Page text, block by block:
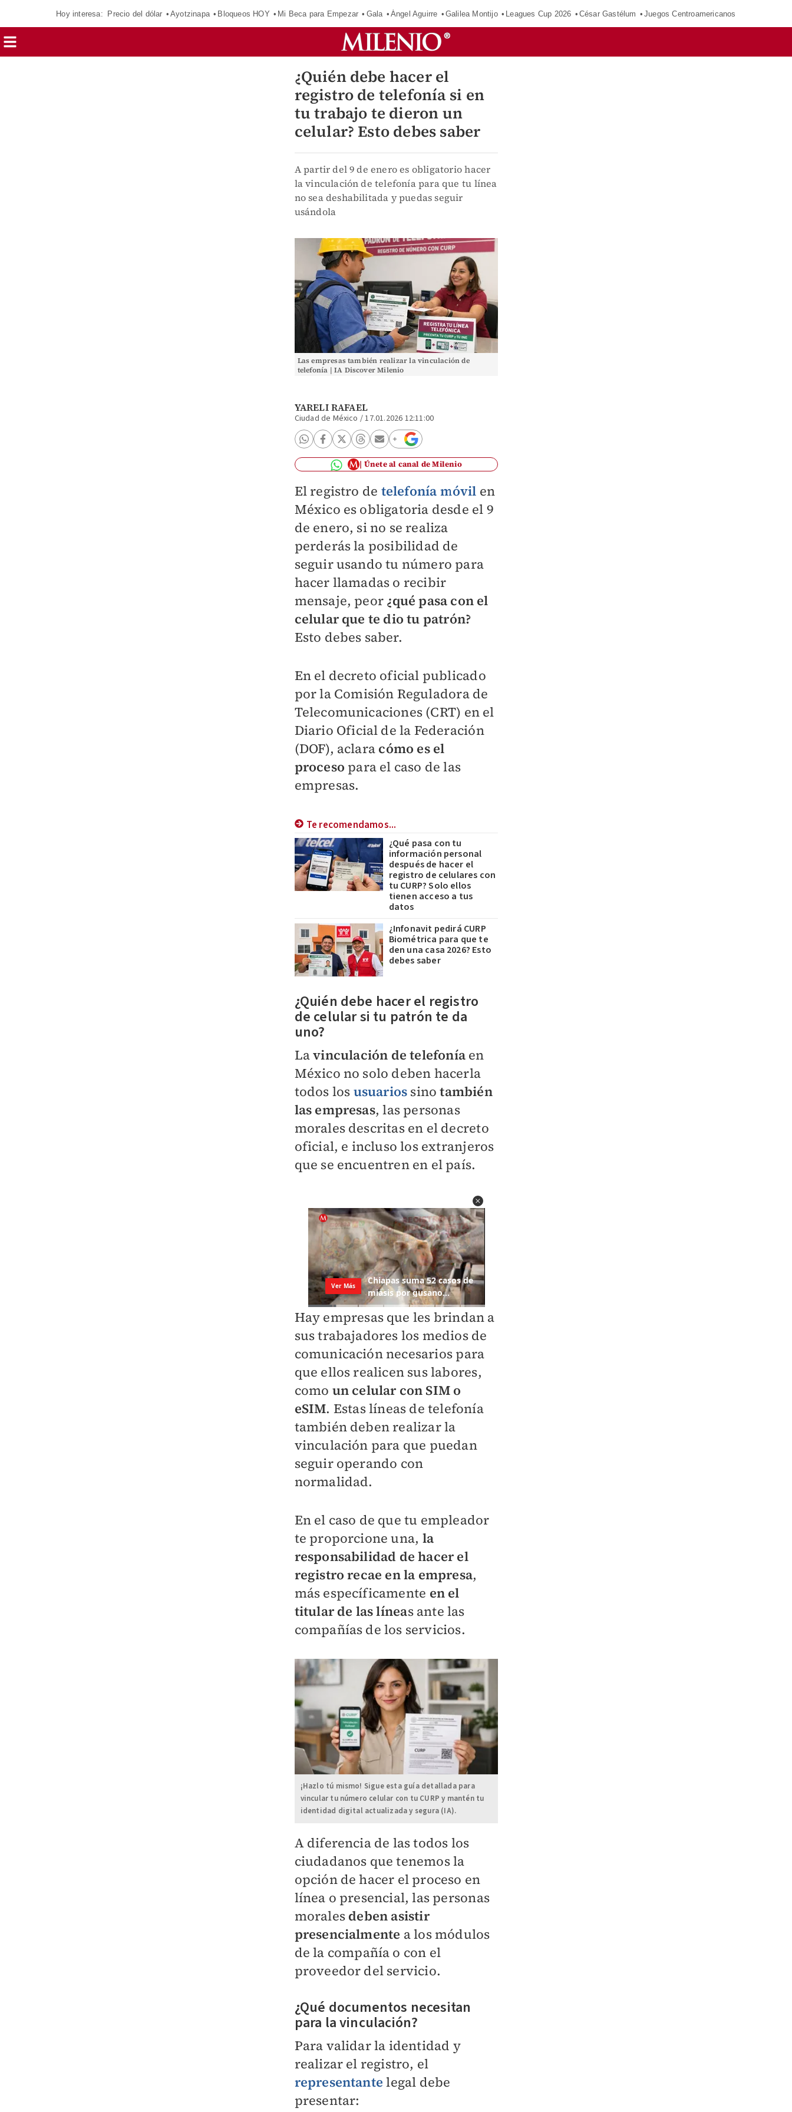
Hoy interesa: Precio del dólar Ayotzinapa Bloqueos HOY Mi Beca para Empezar Gala Ángel Aguirre Galilea Montijo Leagues Cup 2026 César Gastélum Juegos Centroamericanos
¿Quién debe hacer el
registro de telefonía si en
tu trabajo te dieron un
celular? Esto debes saber
A partir del 9 de enero es obligatorio hacer
la vinculación de telefonía para que tu línea
no sea deshabilitada y puedas seguir
usándola
Las empresas también realizar la vinculación de
telefonía | IA Discover Milenio
YARELI RAFAEL
Ciudad de México /17.01.2026 12:11:00
Únete al canal de Milenio
El registro de telefonía móvil en
México es obligatoria desde el 9
de enero, si no se realiza
perderás la posibilidad de
seguir usando tu número para
hacer llamadas o recibir
mensaje, peor ¿qué pasa con el
celular que te dio tu patrón?
Esto debes saber.
En el decreto oficial publicado
por la Comisión Reguladora de
Telecomunicaciones (CRT) en el
Diario Oficial de la Federación
(DOF), aclara cómo es el
proceso para el caso de las
empresas.
Te recomendamos...
¿Qué pasa con tu
información personal
después de hacer el
registro de celulares con
tu CURP? Solo ellos
tienen acceso a tus
datos
¿Infonavit pedirá CURP
Biométrica para que te
den una casa 2026? Esto
debes saber
¿Quién debe hacer el registro
de celular si tu patrón te da
uno?
Lavinculación de telefoníaen
México no solo deben hacerla
todos los usuarios sinotambién
las empresas, las personas
morales descritas en el decreto
oficial, e incluso los extranjeros
que se encuentren en el país.
Hay empresas que les brindan a
sus trabajadores los medios de
comunicación necesarios para
que ellos realicen sus labores,
como un celular con SIM o
eSIM. Estas líneas de telefonía
también deben realizar la
vinculación para que puedan
seguir operando con
normalidad.
En el caso de que tu empleador
te proporcione una, la
responsabilidad de hacer el
registro recae en la empresa,
más específicamente en el
titular de las líneas ante las
compañías de los servicios.
¡Hazlo tú mismo! Sigue esta guía detallada para
vincular tu número celular con tu CURP y mantén tu
identidad digital actualizada y segura (IA).
A diferencia de las todos los
ciudadanos que tenemos la
opción de hacer el proceso en
línea o presencial, las personas
morales deben asistir
presencialmente a los módulos
de la compañía o con el
proveedor del servicio.
¿Qué documentos necesitan
para la vinculación?
Para validar la identidad y
realizar el registro, el
representante legal debe
presentar: